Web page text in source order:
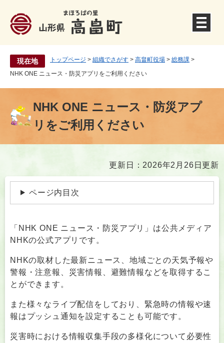
。
現在地 トップページ > 組織でさがす > 高畠町役場 > 総務課 >
NHK ONE ニュース・防災アプリをご利用ください
NHK ONE ニュース・防災アプ
リをご利用ください
文
更新日：2026年2月26日更新
ページ内目次
「NHK ONE ニュース・防災アプリ」は公共メディア
NHKの公式アプリです。
NHKの取材した最新ニュース、地域ごとの天気予報や
警報・注意報、災害情報、避難情報などを取得するこ
とができます。
また様々なライブ配信をしており、緊急時の情報や速
報はプッシュ通知を設定することも可能です。
災害時における情報収集手段の多様化について必要性